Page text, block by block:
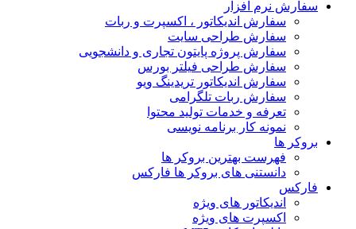
سفارش نرم افزار
سفارش اندیکاتور ، اکسپرت و ربات
سفارش طراحی سایت
سفارش پروژه پایتون تجاری و دانشجویی
سفارش طراحی فیلتر بورس
سفارش اندیکاتور تریدینگ ویو
سفارش ربات تلگرامی
تعرفه و خدمات تولید محتوا
نمونه کار برنامه نویسی
بروکر ها
فهرست بهترین بروکر ها
دانستنی های بروکر ها فارکس
فارکس
اندیکاتور های ویژه
اکسپرت های ویژه